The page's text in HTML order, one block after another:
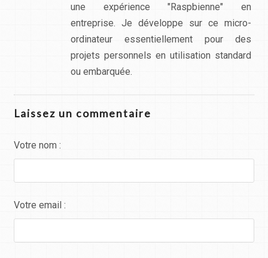
une expérience "Raspbienne" en
entreprise. Je développe sur ce micro-
ordinateur essentiellement pour des
projets personnels en utilisation standard
ou embarquée.
Laissez un commentaire
Votre nom :
Votre email :